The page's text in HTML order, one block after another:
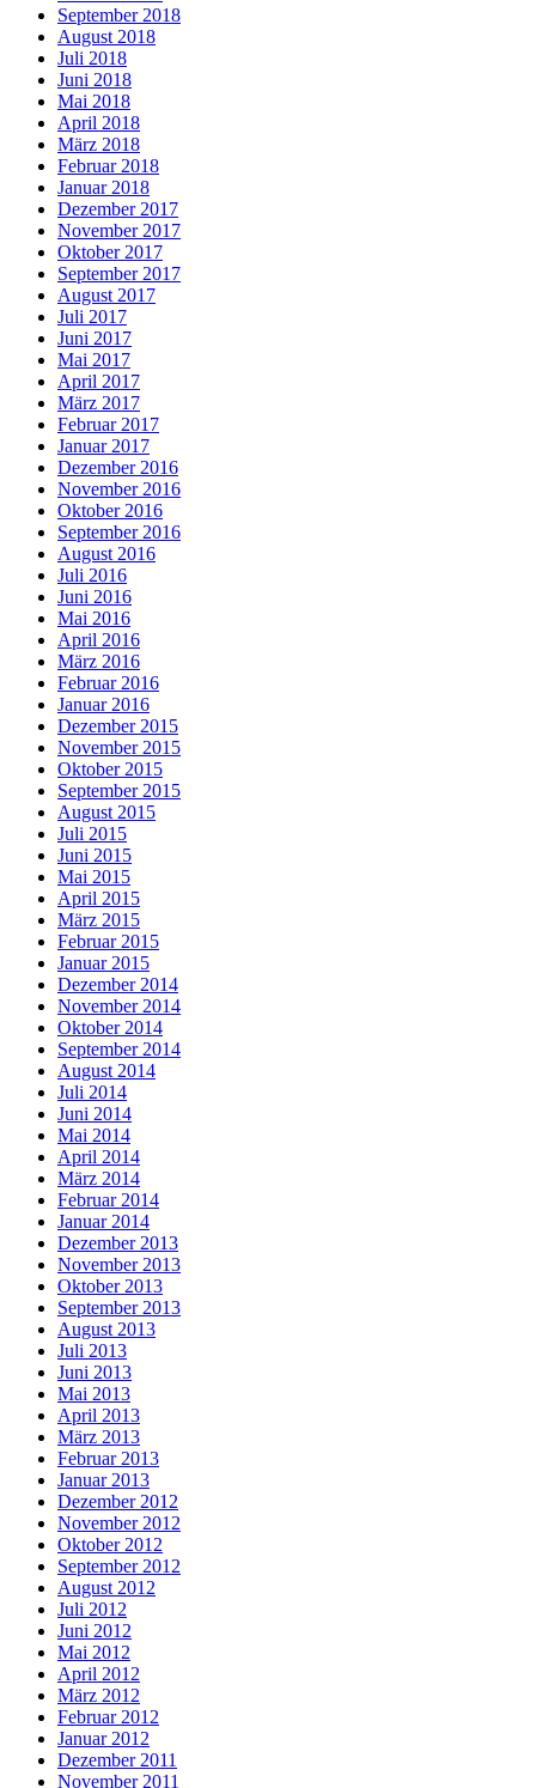
September 2018
August 2018
Juli 2018
Juni 2018
Mai 2018
April 2018
März 2018
Februar 2018
Januar 2018
Dezember 2017
November 2017
Oktober 2017
September 2017
August 2017
Juli 2017
Juni 2017
Mai 2017
April 2017
März 2017
Februar 2017
Januar 2017
Dezember 2016
November 2016
Oktober 2016
September 2016
August 2016
Juli 2016
Juni 2016
Mai 2016
April 2016
März 2016
Februar 2016
Januar 2016
Dezember 2015
November 2015
Oktober 2015
September 2015
August 2015
Juli 2015
Juni 2015
Mai 2015
April 2015
März 2015
Februar 2015
Januar 2015
Dezember 2014
November 2014
Oktober 2014
September 2014
August 2014
Juli 2014
Juni 2014
Mai 2014
April 2014
März 2014
Februar 2014
Januar 2014
Dezember 2013
November 2013
Oktober 2013
September 2013
August 2013
Juli 2013
Juni 2013
Mai 2013
April 2013
März 2013
Februar 2013
Januar 2013
Dezember 2012
November 2012
Oktober 2012
September 2012
August 2012
Juli 2012
Juni 2012
Mai 2012
April 2012
März 2012
Februar 2012
Januar 2012
Dezember 2011
November 2011